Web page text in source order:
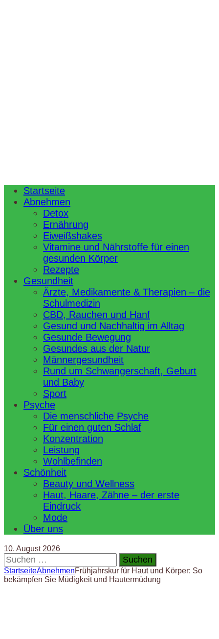
Startseite
Abnehmen
Detox
Ernährung
Eiweißshakes
Vitamine und Nährstoffe für einen
gesunden Körper
Rezepte
Gesundheit
Ärzte, Medikamente & Therapien – die
Schulmedizin
CBD, Rauchen und Hanf
Gesund und Nachhaltig im Alltag
Gesunde Bewegung
Gesundes aus der Natur
Männergesundheit
Rund um Schwangerschaft, Geburt
und Baby
Sport
Psyche
Die menschliche Psyche
Für einen guten Schlaf
Konzentration
Leistung
Wohlbefinden
Schönheit
Beauty und Wellness
Haut, Haare, Zähne – der erste
Eindruck
Mode
Über uns
10. August 2026
Suchen
nach:
StartseiteAbnehmenFrühjahrskur für Haut und Körper: So
bekämpfen Sie Müdigkeit und Hautermüdung